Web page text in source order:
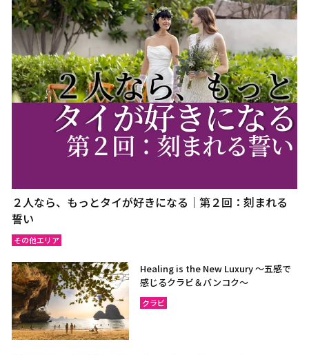
２人なら、もっとタイが好きになる｜第２回：刻まれる
誓い
その他エリア
Healing is the New Luxury ～五感で
感じるクラビ＆バンコク～
クラビ